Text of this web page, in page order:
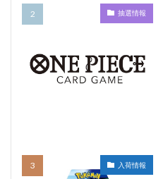
抽選情報
入荷情報